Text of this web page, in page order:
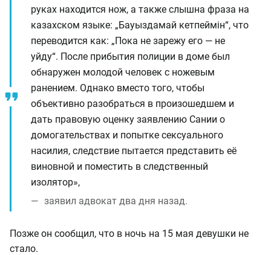
руках находится нож, а также слышна фраза на
казахском языке: „Бауыздамай кетпеймін“, что
переводится как: „Пока не зарежу его — не
уйду“. После прибытия полиции в доме был
обнаружен молодой человек с ножевым
ранением. Однако вместо того, чтобы
объективно разобраться в произошедшем и
дать правовую оценку заявлению Сании о
домогательствах и попытке сексуального
насилия, следствие пытается представить её
виновной и поместить в следственный
изолятор»,
заявил адвокат два дня назад.
Позже он сообщил, что в ночь на 15 мая девушки не
стало.